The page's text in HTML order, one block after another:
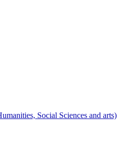
Social Sciences and arts)